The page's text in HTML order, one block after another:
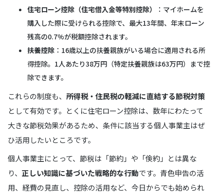
住宅ローン控除（住宅借入金等特別控除）
：マイホームを
購入した際に受けられる控除で、最大13年間、年末ローン
残高の0.7%が税額控除されます。
扶養控除 ：16歳以上の扶養親族がいる場合に適用される所
得控除。1人あたり38万円（特定扶養親族は63万円）まで控
除できます。
これらの制度も、 所得税・住民税の軽減に直結する節税対策
として有効です。とくに住宅ローン控除は、数年にわたって
大きな節税効果があるため、条件に該当する個人事業主はぜ
ひ活用したいところです。
個人事業主にとって、節税は「節約」や「倹約」とは異な
り、 正しい知識に基づいた戦略的な行動です。青色申告の活
用、経費の見直し、控除の活用など、今日からでも始められ